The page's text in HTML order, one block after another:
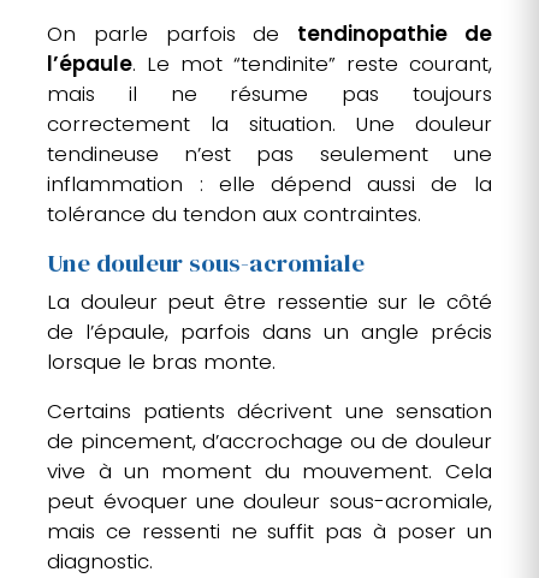
On parle parfois de tendinopathie de
l’épaule. Le mot “tendinite” reste courant,
mais il ne résume pas toujours
correctement la situation. Une douleur
tendineuse n’est pas seulement une
inflammation : elle dépend aussi de la
tolérance du tendon aux contraintes.
Une douleur sous-acromiale
La douleur peut être ressentie sur le côté
de l’épaule, parfois dans un angle précis
lorsque le bras monte.
Certains patients décrivent une sensation
de pincement, d’accrochage ou de douleur
vive à un moment du mouvement. Cela
peut évoquer une douleur sous-acromiale,
mais ce ressenti ne suffit pas à poser un
diagnostic.